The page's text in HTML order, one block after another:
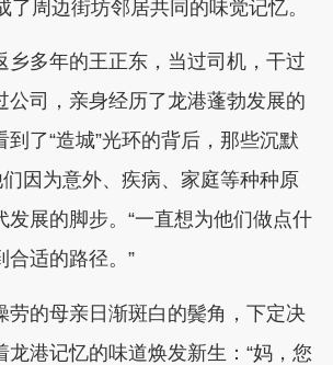
了周边街坊邻居共同的味觉记忆。
多年的王正东，当过司机，干过
公司，亲身经历了龙港蓬勃发展的
了“造城”光环的背后，那些沉默
因为意外、疾病、家庭等种种原
发展的脚步。“一直想为他们做点什
合适的路径。”
的母亲日渐斑白的鬓角，下定决
龙港记忆的味道焕发新生：“妈，您